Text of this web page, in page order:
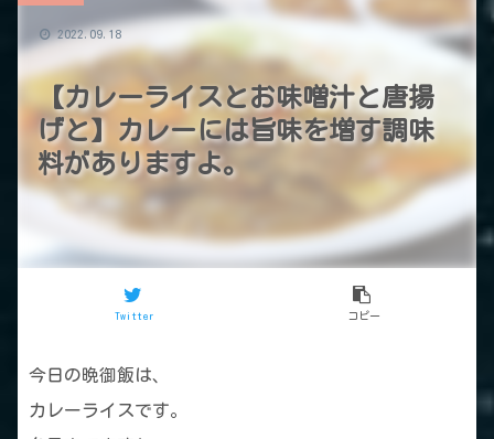
【カレーライスとお味噌汁と唐揚
げと】カレーには旨味を増す調味
料がありますよ。
Twitter コピー
2022.09.18
今日の晩御飯は、
カレーライスです。